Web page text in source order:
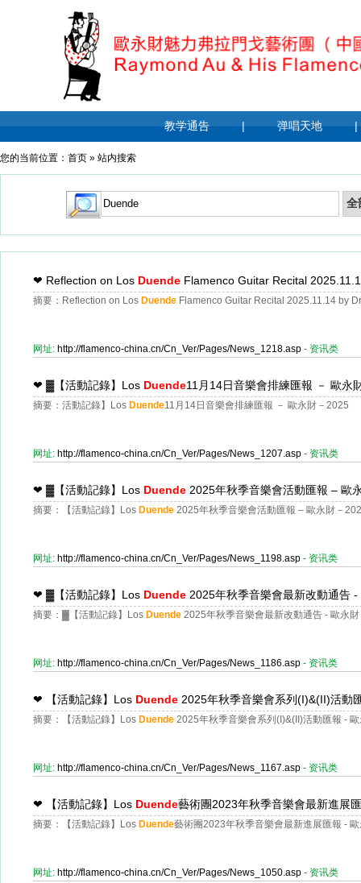
教学通告 | 弹唱天地 |
您的当前位置： 首页 » 站内搜索
❤ Reflection on Los Duende Flamenco Guitar Recital
摘要：Reflection on Los Duende Flamenco Guitar Recital 2025.11.14 by
网址: http://flamenco-china.cn/Cn_Ver/Pages/News_1218.asp - 资讯类
❤ ▓【活動記錄】Los Duende11月14日音樂會排練匯報 － 歐永
摘要：活動記錄】Los Duende11月14日音樂會排練匯報 － 歐永財－2025
网址: http://flamenco-china.cn/Cn_Ver/Pages/News_1207.asp - 资讯类
❤ ▓【活動記錄】Los Duende 2025年秋季音樂會活動匯報 – 歐
摘要：【活動記錄】Los Duende 2025年秋季音樂會活動匯報 – 歐永財－
网址: http://flamenco-china.cn/Cn_Ver/Pages/News_1198.asp - 资讯类
❤ ▓【活動記錄】Los Duende 2025年秋季音樂會最新改動通告
摘要：▓【活動記錄】Los Duende 2025年秋季音樂會最新改動通告 - 歐永
网址: http://flamenco-china.cn/Cn_Ver/Pages/News_1186.asp - 资讯类
❤ 【活動記錄】Los Duende 2025年秋季音樂會系列(I)&(II)活動
摘要：【活動記錄】Los Duende 2025年秋季音樂會系列(I)&(II)活動匯報 -
网址: http://flamenco-china.cn/Cn_Ver/Pages/News_1167.asp - 资讯类
❤ 【活動記錄】Los Duende藝術團2023年秋季音樂會最新進展
摘要：【活動記錄】Los Duende藝術團2023年秋季音樂會最新進展匯報 -
网址: http://flamenco-china.cn/Cn_Ver/Pages/News_1050.asp - 资讯类